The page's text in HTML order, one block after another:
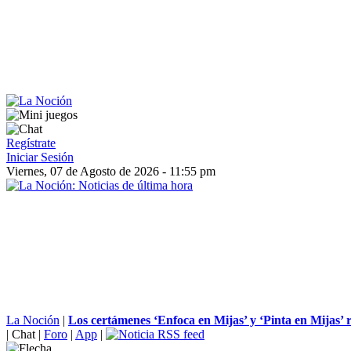
Regístrate
Iniciar Sesión
Viernes, 07 de Agosto de 2026 - 11:55 pm
La Noción | Los certámenes ‘Enfoca en Mijas’ y ‘Pinta en Mijas’
| Chat | Foro | App |